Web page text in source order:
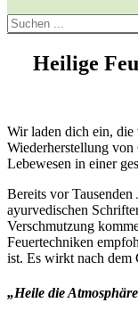
Heilige
Wir laden dich ein, die
Wiederherstellung
Lebewesen in einer
Bereits vor
ayurvedischen
Verschmutzung
Feuertechniken
ist. Es wirkt nach dem
„Heile die